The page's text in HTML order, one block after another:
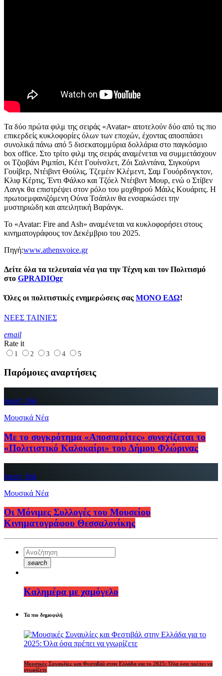
Τα δύο πρώτα φιλμ της σειράς «Avatar» αποτελούν δύο από τις πιο
επικερδείς κυκλοφορίες όλων των εποχών, έχοντας αποσπάσει
συνολικά πάνω από 5 δισεκατομμύρια δολλάρια στο παγκόσμιο
box office. Στο τρίτο φιλμ της σειράς αναμένεται να συμμετάσχουν
οι Τζιοβάνι Ριμπίσι, Κέιτ Γουίνσλετ, Ζόι Σαλντάνα, Σιγκούρνι
Γουίβερ, Ντέιβιντ Θούλις, Τζεμέιν Κλέμεντ, Σαμ Γουόρδινγκτον,
Κλιφ Κέρτις, Έντι Φάλκο και Τζόελ Ντέιβιντ Μουρ, ενώ ο Στίβεν
Λανγκ θα επιστρέψει στον ρόλο του μοχθηρού Μάιλς Κουάριτς. Η
πρωτοεμφανιζόμενη Ούνα Τσάπλιν θα ενσαρκώσει την
μυστηριώδη και απειλητική Βαράνγκ.
Το «Avatar: Fire and Ash» αναμένεται να κυκλοφορήσει στους
κινηματογράφους τον Δεκέμβριο του 2025.
Πηγή:www.athensvoice.gr
Δείτε όλα τα τελευταία νέα για την Τέχνη και τον Πολιτισμό
στο GPRADIOgr
Όλες οι πολιτιστικές ενημερώσεις σας ΜΟΝΟ ΕΔΩ!
ΝΕΕΣ ΤΑΙΝΙΕΣ
email
Rate it
1 2 3 4 5
Παρόμοιες αναρτήσεις
insert_link
Μουσικά Νέα
Με το συγκρότημα «Αποσπερίτες» συνεχίζεται το
«Πολιτιστικό Καλοκαίρι» του Δήμου Φλώρινας
insert_link
Μουσικά Νέα
Οι Μόνιμες Συλλογές του Μουσείου
Κινηματογράφου Θεσσαλονίκης
search
Καλημέρα με χαμόγελο
Τα πιο δημοφιλή
Μουσικές Συναυλίες και Φεστιβάλ στην Ελλάδα για το 2025: Όλα όσα πρέπει να
γνωρίζετε